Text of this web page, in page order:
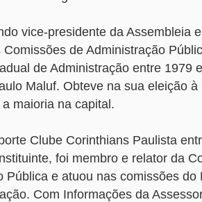
vice-presidente da Assembleia
Comissões de Administração
de Administração entre 1979
Maluf. Obteve na sua eleição à
maioria na capital.
Clube Corinthians Paulista
foi membro e relator da
Pública e atuou nas comissões do
Com Informações da